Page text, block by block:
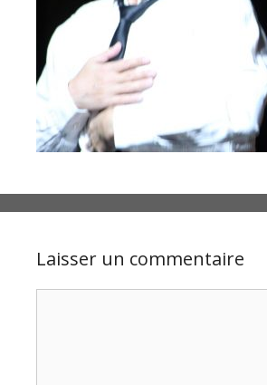
Laisser un commentaire